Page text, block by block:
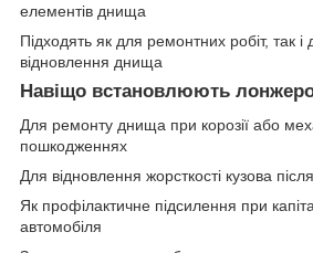
елементів днища
Підходять як для ремонтних робіт, так і
відновлення днища
Навіщо встановлюють
Для ремонту днища при корозії або
пошкодженнях
Для відновлення жорсткості кузова
Як профілактичне підсилення при
автомобіля